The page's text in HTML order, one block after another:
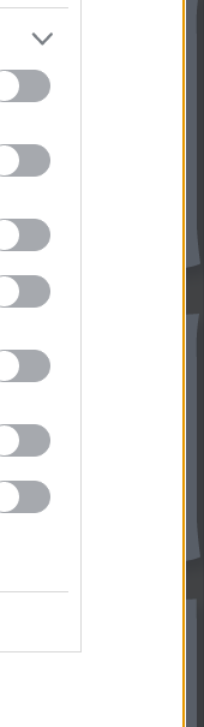
április (
(45) dísznövény